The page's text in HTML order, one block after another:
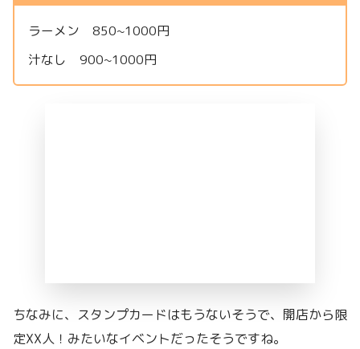
ラーメン 850~1000円
汁なし 900~1000円
ちなみに、スタンプカードはもうないそうで、開店から限
定XX人！みたいなイベントだったそうですね。